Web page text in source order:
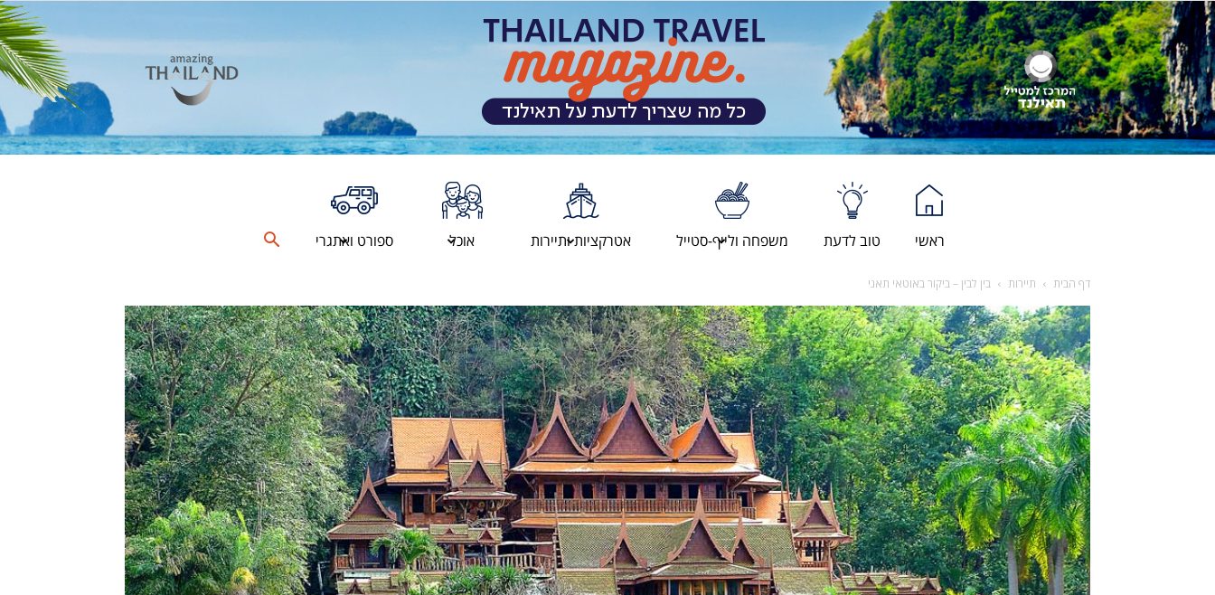
לתאילנד
ראשי טוב לדעת משפחה ולייף-סטייל אטרקציות ותיירות אוכל ספורט ואתגרי
דף הבית תיירות בין לבין – ביקור באוטאי תאני